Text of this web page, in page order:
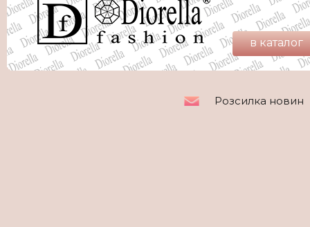
в каталог
Розсилка новин